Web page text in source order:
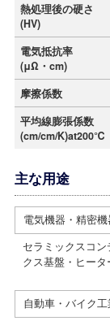
熱処理後の硬さ
(HV)
電気抵抗率
(μΩ・cm)
摩擦係数
平均線膨張係数
(cm/cm/K)at200℃
主な用途
電気機器・ 精密機
セラミックスコ
クス基盤・ヒータ
自動車・バイク工